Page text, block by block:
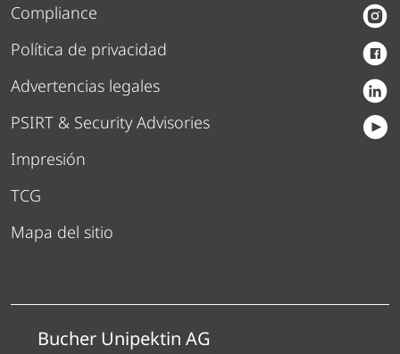
Compliance
Política de privacidad
Advertencias legales
PSIRT & Security Advisories
Impresión
TCG
Mapa del sitio
Bucher Unipektin AG